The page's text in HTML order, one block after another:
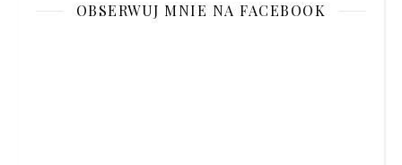
OBSERWUJ MNIE NA FACEBOOK